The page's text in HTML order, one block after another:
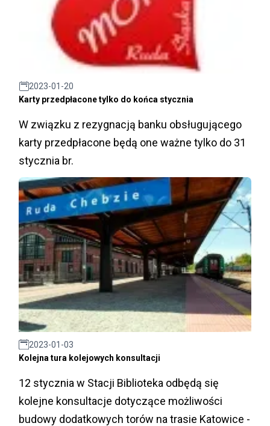
2023-01-20
Karty przedpłacone tylko do końca stycznia
W związku z rezygnacją banku obsługującego
karty przedpłacone będą one ważne tylko do 31
stycznia br.
2023-01-03
Kolejna tura kolejowych konsultacji
12 stycznia w Stacji Biblioteka odbędą się
kolejne konsultacje dotyczące możliwości
budowy dodatkowych torów na trasie Katowice -